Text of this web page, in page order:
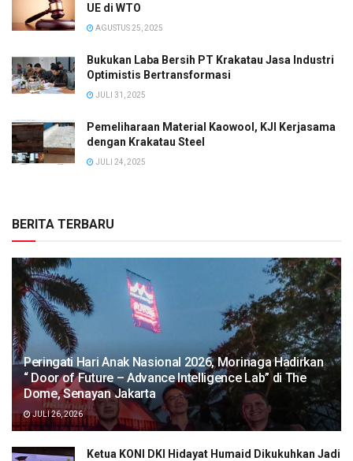
UE di WTO
AGUSTUS 25, 2025
Bukukan Laba Bersih PT Krakatau Jasa Industri
Optimistis Bertransformasi
JULI 31, 2025
Pemeliharaan Material Kaowool, KJI Kerjasama
dengan Krakatau Steel
JULI 24, 2025
BERITA TERBARU
Peringati Hari Anak Nasional 2026, Morinaga Hadirkan
“ Door of Future – Advance Intelligence Lab” di The
Dome, Senayan Jakarta
JULI 26, 2026
Ketua KONI DKI Hidayat Humaid Dikukuhkan Jadi